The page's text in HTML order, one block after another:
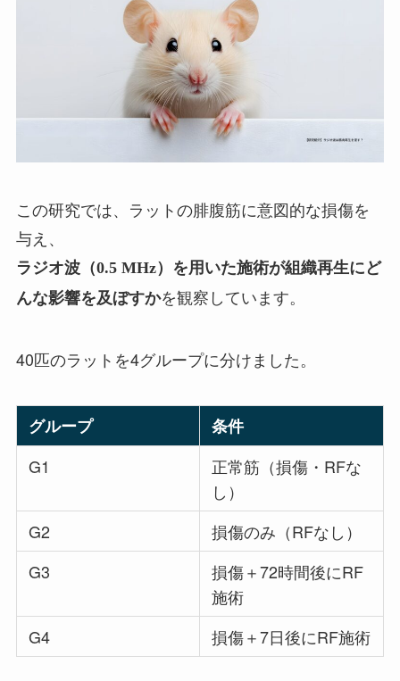
この研究では、ラットの腓腹筋に意図的な損傷を
与え、
ラジオ波（0.5 MHz）を用いた施術が組織再生にど
んな影響を及ぼすかを観察しています。
40匹のラットを4グループに分けました。
グループ
条件
G1
正常筋（損傷・RFな
し）
G2
損傷のみ（RFなし）
G3
損傷＋72時間後にRF
施術
G4
損傷＋7日後にRF施術